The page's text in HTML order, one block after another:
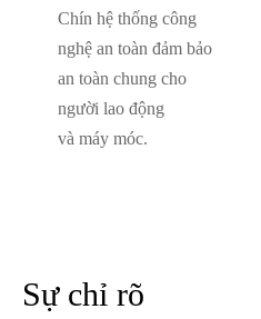
Chín hệ thống công
nghệ an toàn đảm bảo
an toàn chung cho
người lao động
và máy móc.
Sự chỉ rõ